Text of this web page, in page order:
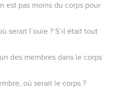
est pas moins du corps pour
serait l’ouïe ? S’il était tout
des membres dans le corps
où serait le corps ?